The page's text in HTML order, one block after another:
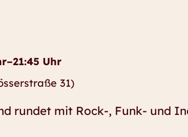
Uhr
31)
rundet mit Rock-, Funk- und